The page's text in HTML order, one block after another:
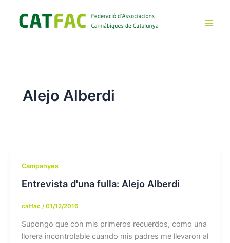
contenido
Alejo Alberdi
Campanyes
Entrevista d'una fulla: Alejo Alberdi
catfac /01/12/2016
Supongo que con mis primeros recuerdos, como una
llorera incontrolable cuando mis padres me llevaron al